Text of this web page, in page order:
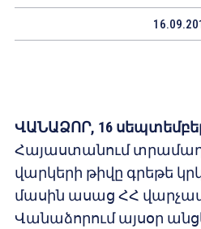
ՎԱՆԱՁՈՐ, 16
Հայաստանում
վարկերի թիվը գրեթե
մասին ասաց ՀՀ
Վանաձորում այսօր